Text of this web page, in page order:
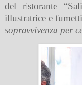
del ristorante
illustratrice e
sopravvivenza per